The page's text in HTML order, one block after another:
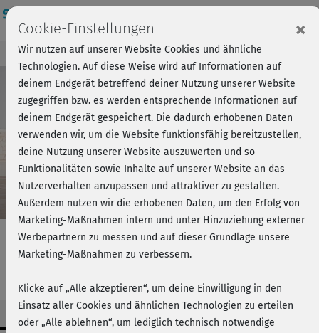
Play
Video
Kursvorschau - Jetzt mitmachen!
Pilates Grundkurs - Kurs 7
Cookie-Einstellungen ×
Wir nutzen auf unserer Website Cookies und ähnliche
Technologien. Auf diese Weise wird auf Informationen auf
deinem Endgerät betreffend deiner Nutzung unserer Website
zugegriffen bzw. es werden entsprechende Informationen auf
deinem Endgerät gespeichert. Die dadurch erhobenen Daten
verwenden wir, um die Website funktionsfähig bereitzustellen,
deine Nutzung unserer Website auszuwerten und so
Funktionalitäten sowie Inhalte auf unserer Website an das
Nutzerverhalten anzupassen und attraktiver zu gestalten.
Außerdem nutzen wir die erhobenen Daten, um den Erfolg von
Marketing-Maßnahmen intern und unter Hinzuziehung externer
Werbepartnern zu messen und auf dieser Grundlage unsere
Marketing-Maßnahmen zu verbessern.
Klicke auf „Alle akzeptieren“, um deine Einwilligung in den
Einsatz aller Cookies und ähnlichen Technologien zu erteilen
oder „Alle ablehnen“, um lediglich technisch notwendige